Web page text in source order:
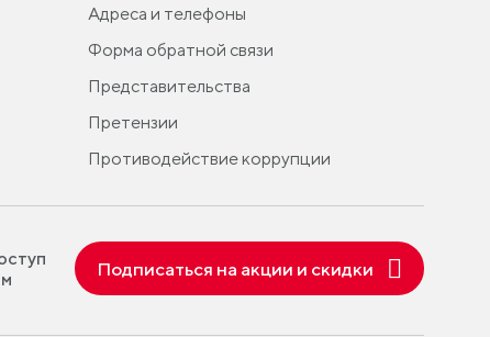
Адреса и телефоны
Форма обратной связи
Представительства
Претензии
Противодействие коррупции
Подписаться на акции и скидки